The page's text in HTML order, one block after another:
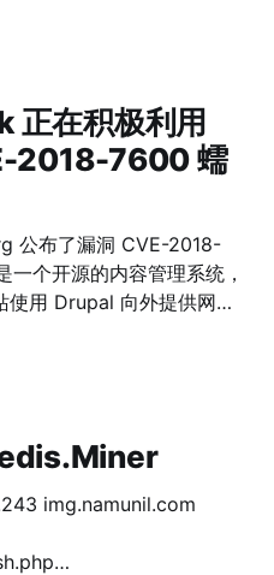
which may be
正在积极利用
2018-7600 蠕
公布了漏洞 CVE-2018-
个开源的内容管理系统，
使用 Drupal 向外提供网页
少3组恶意软件在利用该
蠕虫传播行为，感染量显
后，我们认为这是一个长
其命名为 muhstik，这主
协议中多处包含了这个字